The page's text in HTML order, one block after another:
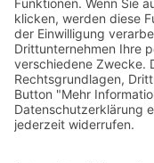
Wir sind